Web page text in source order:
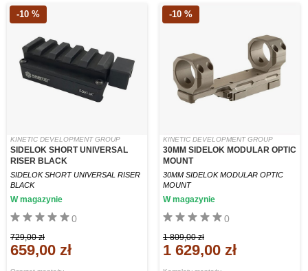
-10 %
KINETIC DEVELOPMENT GROUP
SIDELOK SHORT UNIVERSAL
RISER BLACK
SIDELOK SHORT UNIVERSAL RISER
BLACK
0
W magazynie
729,00 zł
659,00 zł
-10 %
KINETIC DEVELOPMENT GROUP
30MM SIDELOK MODULAR OPTIC
MOUNT
30MM SIDELOK MODULAR OPTIC
MOUNT
0
W magazynie
1 809,00 zł
1 629,00 zł